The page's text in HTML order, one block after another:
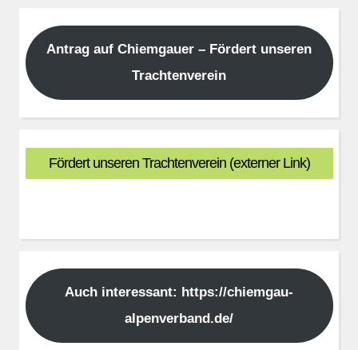
Antrag auf Chiemgauer – Fördert unseren
Trachtenverein
Fördert unseren Trachtenverein (externer Link)
Auch interessant: https://chiemgau-
alpenverband.de/